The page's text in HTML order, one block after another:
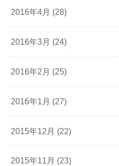
2016年4月 (28)
2016年3月 (24)
2016年2月 (25)
2016年1月 (27)
2015年12月 (22)
2015年11月 (23)